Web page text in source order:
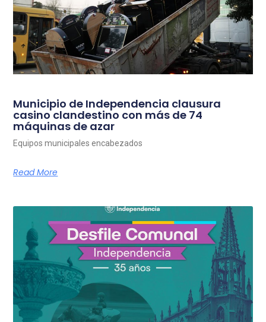
Municipio de Independencia clausura
casino clandestino con más de 74
máquinas de azar
Equipos municipales encabezados
Read More